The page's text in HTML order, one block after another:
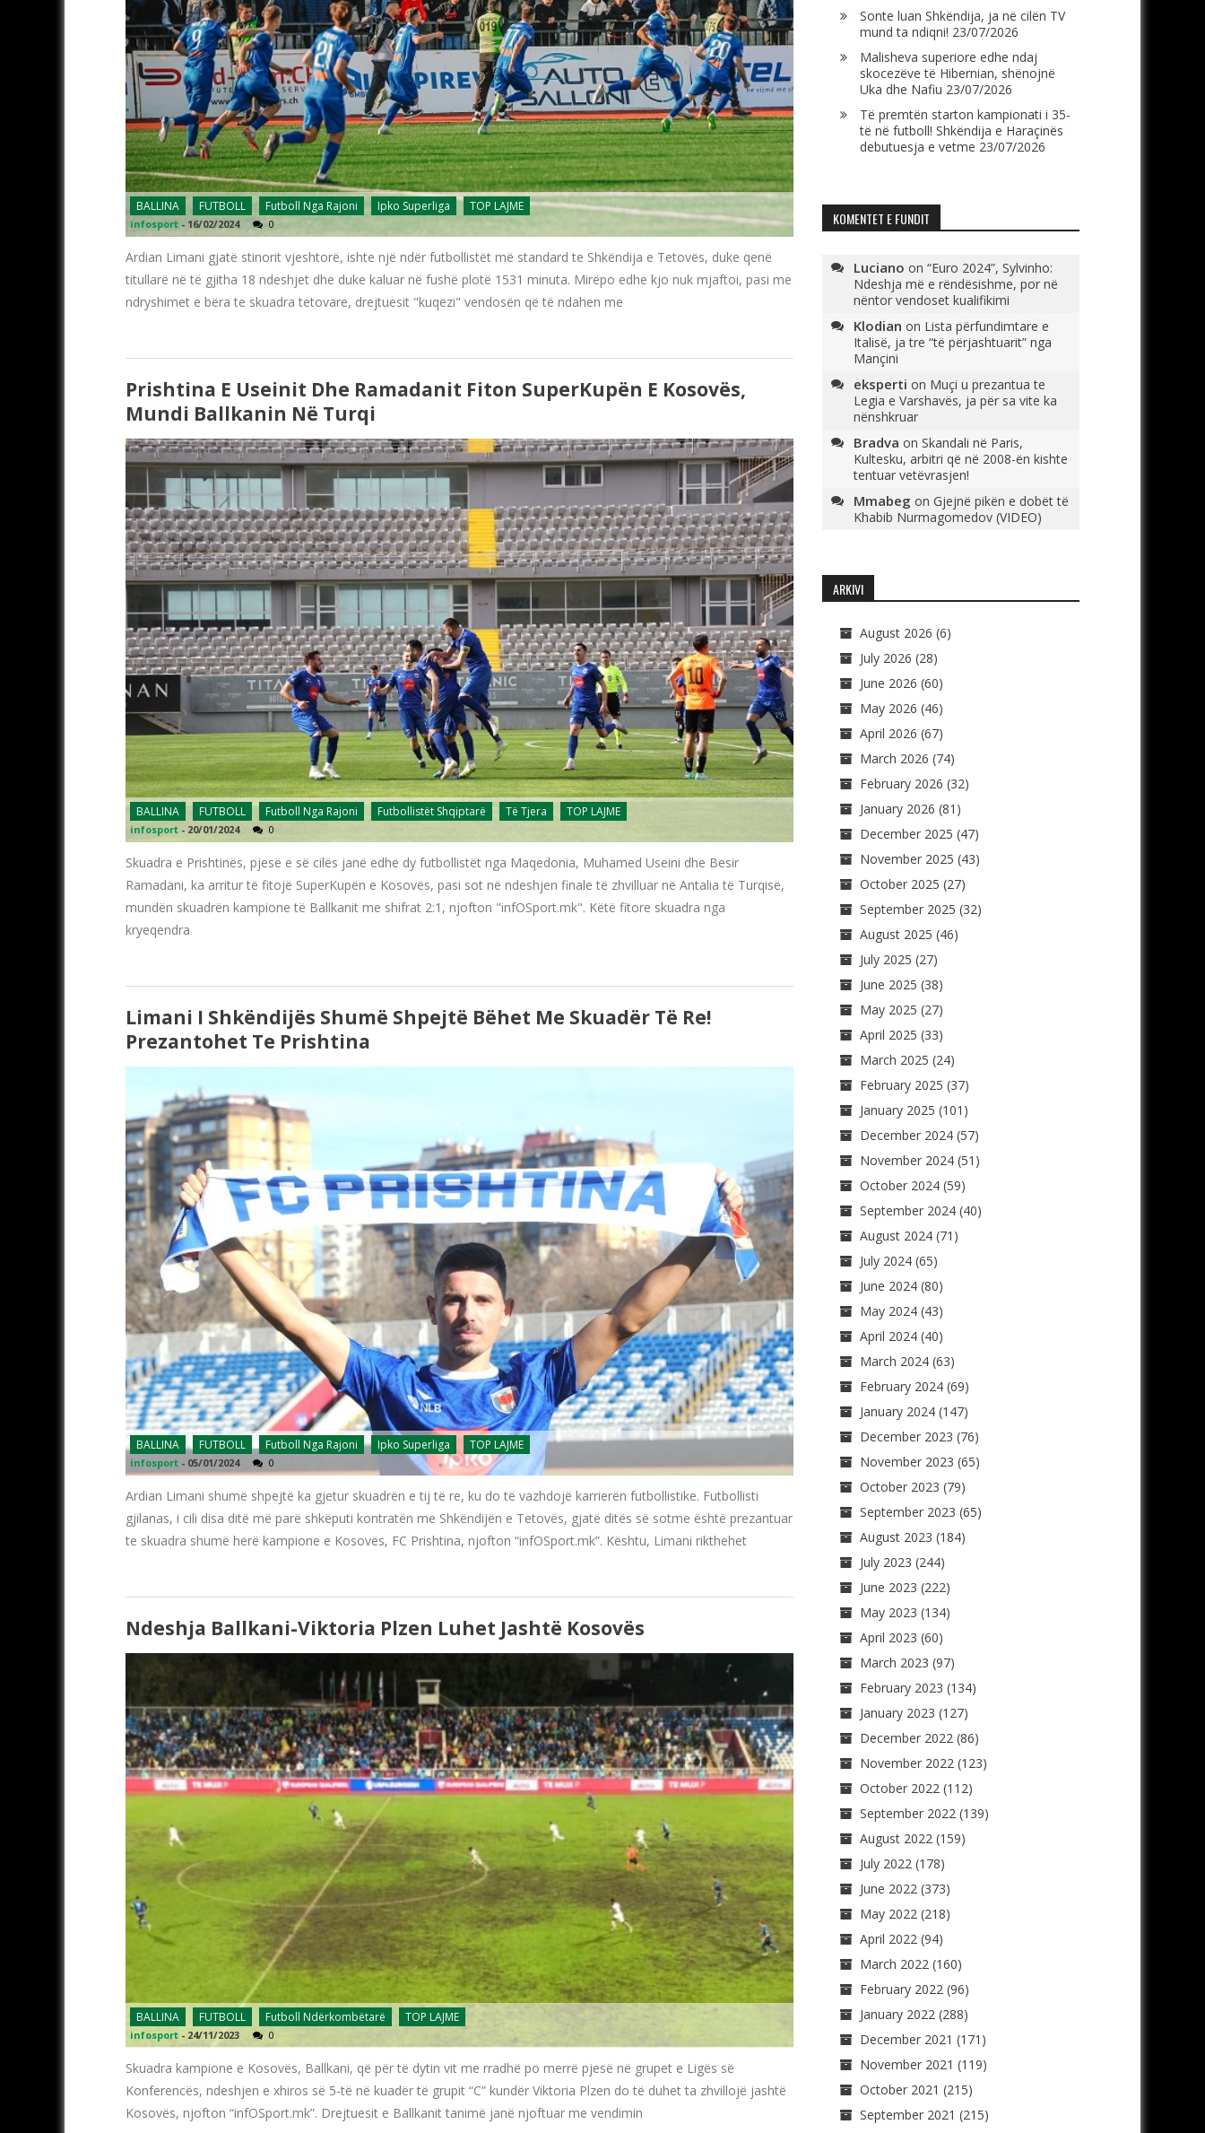
BALLINA FUTBOLL Futboll Nga Rajoni Ipko Superliga TOP LAJME
infosport - 16/02/2024 0
Ardian Limani gjatë stinorit vjeshtorë, ishte një ndër futbollistët më standard te Shkëndija e Tetovës, duke qenë
titullarë në të gjitha 18 ndeshjet dhe duke kaluar në fushë plotë 1531 minuta. Mirëpo edhe kjo nuk mjaftoi, pasi me
ndryshimet e bëra te skuadra tetovare, drejtuesit "kuqezi" vendosën që të ndahen me
Prishtina E Useinit Dhe Ramadanit Fiton SuperKupën E Kosovës,
Mundi Ballkanin Në Turqi
BALLINA FUTBOLL Futboll Nga Rajoni Futbollistët Shqiptarë Të Tjera TOP LAJME
infosport - 20/01/2024 0
Skuadra e Prishtinës, pjesë e së cilës janë edhe dy futbollistët nga Maqedonia, Muhamed Useini dhe Besir
Ramadani, ka arritur të fitojë SuperKupën e Kosovës, pasi sot në ndeshjen finale të zhvilluar në Antalia të Turqisë,
mundën skuadrën kampione të Ballkanit me shifrat 2:1, njofton "infOSport.mk". Këtë fitore skuadra nga
kryeqendra
Limani I Shkëndijës Shumë Shpejtë Bëhet Me Skuadër Të Re!
Prezantohet Te Prishtina
BALLINA FUTBOLL Futboll Nga Rajoni Ipko Superliga TOP LAJME
infosport - 05/01/2024 0
Ardian Limani shumë shpejtë ka gjetur skuadrën e tij të re, ku do të vazhdojë karrierën futbollistike. Futbollisti
gjilanas, i cili disa ditë më parë shkëputi kontratën me Shkëndijën e Tetovës, gjatë ditës së sotme është prezantuar
te skuadra shumë herë kampione e Kosovës, FC Prishtina, njofton “infOSport.mk”. Kështu, Limani rikthehet
Ndeshja Ballkani-Viktoria Plzen Luhet Jashtë Kosovës
BALLINA FUTBOLL Futboll Ndërkombëtarë TOP LAJME
infosport - 24/11/2023 0
Skuadra kampione e Kosovës, Ballkani, që për të dytin vit me rradhë po merrë pjesë në grupet e Ligës së
Konferencës, ndeshjen e xhiros së 5-të në kuadër të grupit “C” kundër Viktoria Plzen do të duhet ta zhvillojë jashtë
Kosovës, njofton “infOSport.mk”. Drejtuesit e Ballkanit tanimë janë njoftuar me vendimin
Sonte luan Shkëndija, ja në cilën TV
mund ta ndiqni! 23/07/2026
Malisheva superiore edhe ndaj
skocezëve të Hibernian, shënojnë
Uka dhe Nafiu 23/07/2026
Të premtën starton kampionati i 35-
të në futboll! Shkëndija e Haraçinës
debutuesja e vetme 23/07/2026
KOMENTET E FUNDIT
Luciano on “Euro 2024”, Sylvinho:
Ndeshja më e rëndësishme, por në
nëntor vendoset kualifikimi
Klodian on Lista përfundimtare e
Italisë, ja tre “të përjashtuarit” nga
Mançini
eksperti on Muçi u prezantua te
Legia e Varshavës, ja për sa vite ka
nënshkruar
Bradva on Skandali në Paris,
Kultesku, arbitri që në 2008-ën kishte
tentuar vetëvrasjen!
Mmabeg on Gjejnë pikën e dobët të
Khabib Nurmagomedov (VIDEO)
ARKIVI
August 2026 (6)
July 2026 (28)
June 2026 (60)
May 2026 (46)
April 2026 (67)
March 2026 (74)
February 2026 (32)
January 2026 (81)
December 2025 (47)
November 2025 (43)
October 2025 (27)
September 2025 (32)
August 2025 (46)
July 2025 (27)
June 2025 (38)
May 2025 (27)
April 2025 (33)
March 2025 (24)
February 2025 (37)
January 2025 (101)
December 2024(57)
November 2024(51)
October 2024(59)
September 2024(40)
August 2024(71)
July 2024(65)
June 2024(80)
May 2024(43)
April 2024(40)
March 2024(63)
February 2024(69)
January 2024(147)
December 2023 (76)
November 2023 (65)
October 2023 (79)
September 2023 (65)
August 2023 (184)
July 2023 (244)
June 2023 (222)
May 2023 (134)
April 2023 (60)
March 2023 (97)
February 2023 (134)
January 2023 (127)
December 2022(86)
November 2022(123)
October 2022(112)
September 2022(139)
August 2022(159)
July 2022(178)
June 2022(373)
May 2022(218)
April 2022(94)
March 2022(160)
February 2022(96)
January 2022(288)
December 2021 (171)
November 2021 (119)
October 2021 (215)
September 2021 (215)